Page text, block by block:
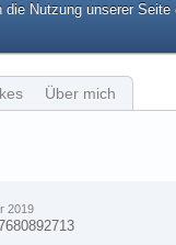
die Nutzung unserer
Über mich
2019